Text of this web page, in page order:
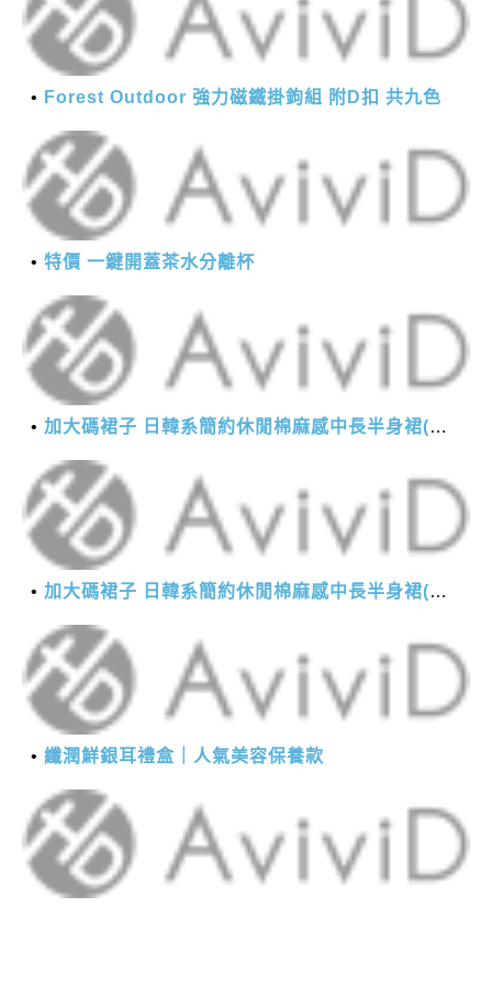
Forest Outdoor 強力磁鐵掛鉤組 附D扣 共九色
特價 一鍵開蓋茶水分離杯
加大碼裙子 日韓系簡約休閒棉麻感中長半身裙(M-2XL)【XMS54038】＊艾美時尚(現+預)
加大碼裙子 日韓系簡約休閒棉麻感中長半身裙(M-2XL)【XMS54038】＊艾美時尚(現+預)
纖潤鮮銀耳禮盒｜人氣美容保養款